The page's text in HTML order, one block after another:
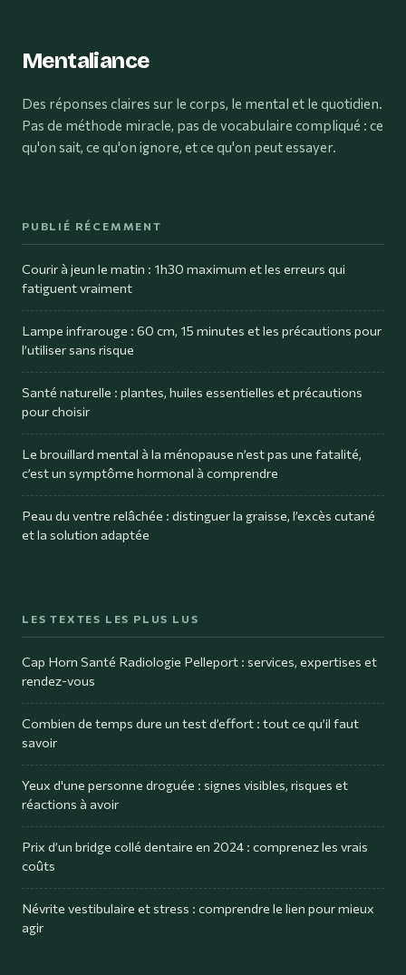
Mentaliance
Des réponses claires sur le corps, le mental et le quotidien.
Pas de méthode miracle, pas de vocabulaire compliqué : ce
qu'on sait, ce qu'on ignore, et ce qu'on peut essayer.
PUBLIÉ RÉCEMMENT
Courir à jeun le matin : 1h30 maximum et les erreurs qui
fatiguent vraiment
Lampe infrarouge : 60 cm, 15 minutes et les précautions pour
l’utiliser sans risque
Santé naturelle : plantes, huiles essentielles et précautions
pour choisir
Le brouillard mental à la ménopause n’est pas une fatalité,
c’est un symptôme hormonal à comprendre
Peau du ventre relâchée : distinguer la graisse, l’excès cutané
et la solution adaptée
LES TEXTES LES PLUS LUS
Cap Horn Santé Radiologie Pelleport : services, expertises et
rendez-vous
Combien de temps dure un test d’effort : tout ce qu’il faut
savoir
Yeux d'une personne droguée : signes visibles, risques et
réactions à avoir
Prix d’un bridge collé dentaire en 2024 : comprenez les vrais
coûts
Névrite vestibulaire et stress : comprendre le lien pour mieux
agir